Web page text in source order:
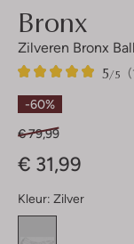
Bronx
Zilveren Bronx
5/5
1
5
Sterren
-60%
€ 79,99
€ 31,99
Kleur: Zilver